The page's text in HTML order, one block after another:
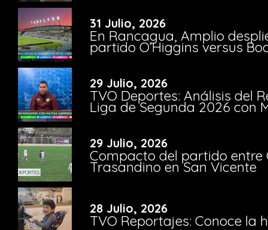
31 Julio, 2026
En Rancagua, Amplio
partido O’Higgins versus
29 Julio, 2026
TVO Deportes: Análisis del
Liga de Segunda 2026 con
29 Julio, 2026
Compacto del partido entre
Trasandino en San Vicente
28 Julio, 2026
TVO Reportajes: Conoce la